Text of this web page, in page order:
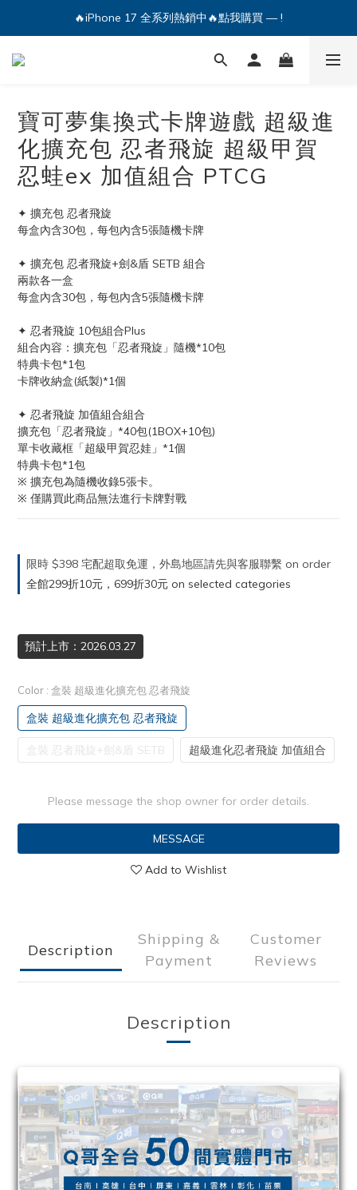
🔥iPhone 17 全系列熱銷中🔥點我購買 — !
🔥iPhone 17 全系列熱銷中🔥點我購買 — !
💕加入Q哥 Line 新好友領優惠券！🎫
寶可夢集換式卡牌遊戲 超級進
化擴充包 忍者飛旋 超級甲賀
忍蛙ex 加值組合 PTCG
✦ 擴充包 忍者飛旋
每盒內含30包，每包內含5張隨機卡牌
✦ 擴充包 忍者飛旋+劍&盾 SETB 組合
兩款各一盒
每盒內含30包，每包內含5張隨機卡牌
✦ 忍者飛旋 10包組合Plus
組合內容：擴充包「忍者飛旋」隨機*10包
特典卡包*1包
卡牌收納盒(紙製)*1個
✦ 忍者飛旋 加值組合組合
擴充包「忍者飛旋」*40包(1BOX+10包)
單卡收藏框「超級甲賀忍娃」*1個
特典卡包*1包
※ 擴充包為隨機收錄5張卡。
※ 僅購買此商品無法進行卡牌對戰
限時 $398 宅配超取免運，外島地區請先與客服聯繫 on order
全館299折10元，699折30元 on selected categories
預計上市：2026.03.27
Color : 盒裝 超級進化擴充包 忍者飛旋
盒裝 超級進化擴充包 忍者飛旋
盒裝 忍者飛旋+劍&盾 SETB 超級進化忍者飛旋 加值組合
Please message the shop owner for order details.
MESSAGE
Add to Wishlist
Description
Shipping &
Payment
Customer
Reviews
Description